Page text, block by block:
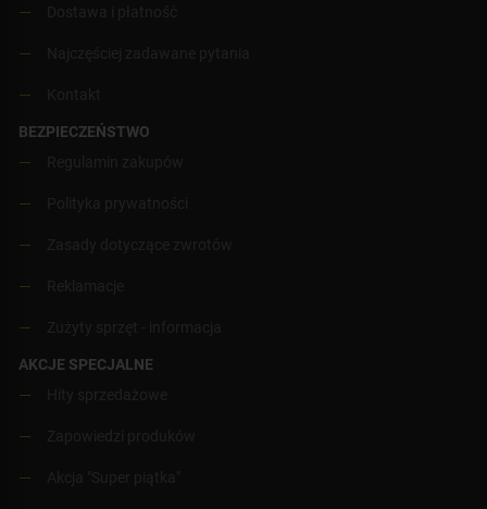
BEZPIECZEŃSTWO
AKCJE SPECJALNE